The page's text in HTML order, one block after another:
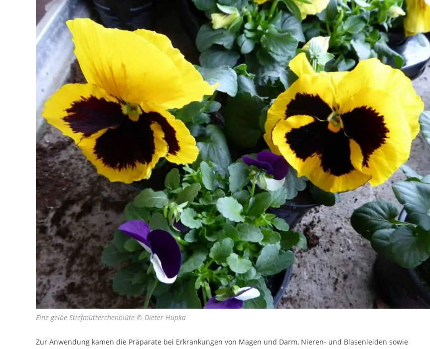
Eine gelbe Stiefmütterchenblüte © Dieter Hupka
Zur Anwendung kamen die Präparate bei Erkrankungen von Magen und Darm, Nieren- und Blasenleiden sowie